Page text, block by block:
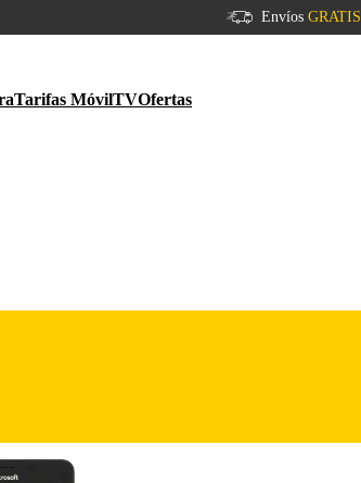
Envíos GRATIS
Tarifas MóvilTVOfertas